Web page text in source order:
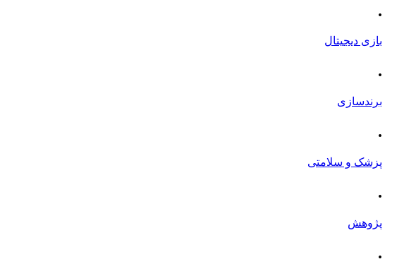
.
بازی دیجیتال
.
برندسازی
.
پزشک و سلامتی
.
پژوهش
.